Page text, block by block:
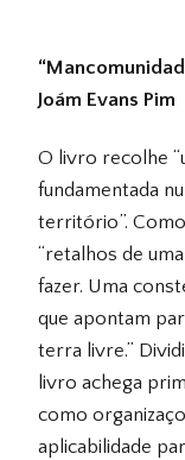
Joám Evans Pim
O livro recolhe
fundamentada
território”.
“retalhos de
fazer. Uma
que apontam
terra livre.”
livro achega
como
aplicabilidade